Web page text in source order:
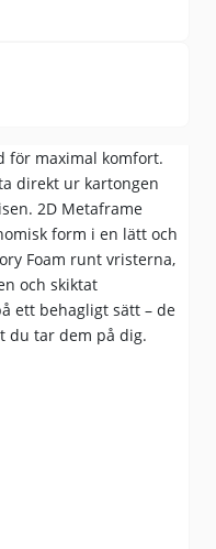
för maximal komfort.
direkt ur kartongen
2D Metaframe
form i en lätt och
Foam runt vristerna,
och skiktat
ett behagligt sätt – de
du tar dem på dig.